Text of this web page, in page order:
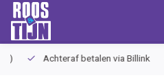
Achteraf betalen via Billink